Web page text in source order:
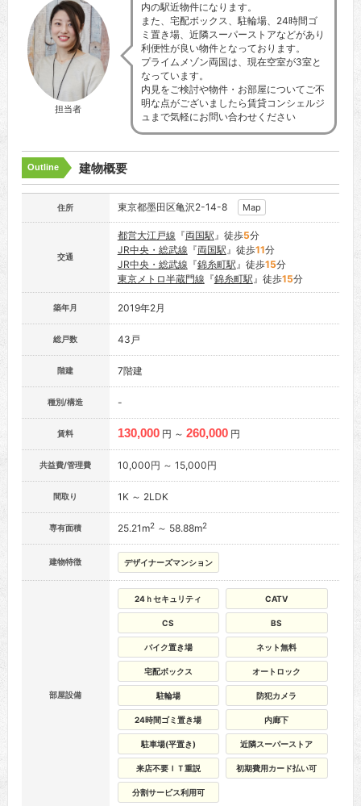
担当者
内の駅近物件になります。
また、宅配ボックス、駐輪場、24時間ゴ
ミ置き場、近隣スーパーストアなどがあり
利便性が良い物件となっております。
プライムメゾン両国は、現在空室が3室と
なっています。
内見をご検討や物件・お部屋についてご不
明な点がございましたら賃貸コンシェルジ
ュまで気軽にお問い合わせください
Outline 建物概要
住所 東京都墨田区亀沢2-14-8 Map
交通
都営大江戸線 『両国駅』徒歩5分
JR中央・総武線 『両国駅』徒歩11分
JR中央・総武線 『錦糸町駅』徒歩15分
東京メトロ半蔵門線 『錦糸町駅』徒歩15分
築年月 2019年2月
総戸数 43戸
階建 7階建
種別/構造 -
賃料 130,000 円 ～ 260,000 円
共益費/管理費 10,000円 ～ 15,000円
間取り 1K ～ 2LDK
専有面積 25.21m2～ 58.88m2
建物特徴 デザイナーズマンション
部屋設備
24ｈセキュリティ CATV
CS BS
バイク置き場 ネット無料
宅配ボックス オートロック
駐輪場 防犯カメラ
24時間ゴミ置き場 内廊下
駐車場(平置き) 近隣スーパーストア
来店不要ＩＴ重説 初期費用カード払い可
分割サービス利用可